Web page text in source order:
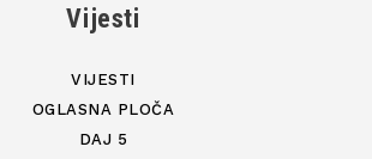
Vijesti
VIJESTI
OGLASNA PLOČA
DAJ 5